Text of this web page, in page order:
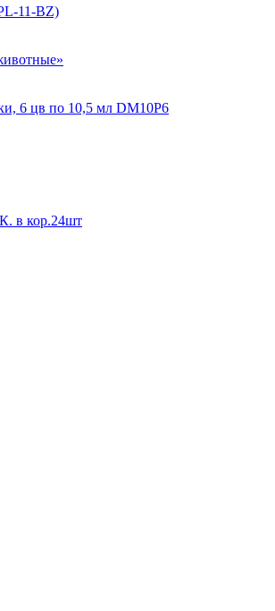
11-BZ)
6 цв по 10,5 мл DM10P6
кор.24шт